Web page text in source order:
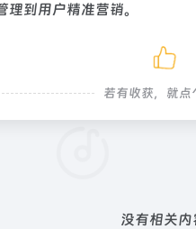
到用户精准营销。
若有收获，就点
没有相关内